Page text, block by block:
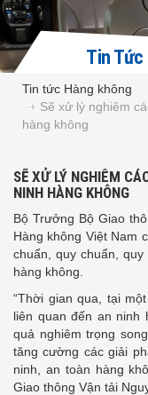
Tin Tức
Tin tức Hàng không
Sẽ xử lý nghiêm
hàng không
SẼ XỬ LÝ NGHIÊM
NINH HÀNG KHÔNG
Bộ Trưởng Bộ Giao
Hàng không Việt Nam
chuẩn, quy chuẩn,
hàng không.
“Thời gian qua, tại
liên quan đến an ninh
quả nghiêm trọng
tăng cường các giải
ninh, an toàn hàng
Giao thông Vận tải